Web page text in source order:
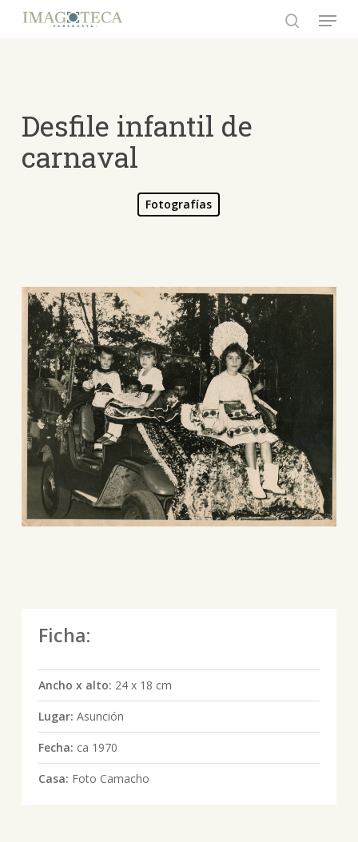
Menu
Desfile infantil de
carnaval
Fotografías
Ficha:
Ancho x alto: 24 x 18 cm
Lugar: Asunción
Fecha: ca 1970
Casa: Foto Camacho